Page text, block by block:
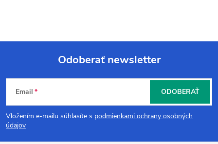
Z
á
p
Odoberať newsletter
Email
Vložením e-mailu súhlasíte s podmienkami ochrany osobných
údajov
ODOBERAŤ